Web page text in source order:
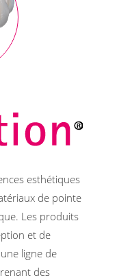
esthétiques
de pointe
Les produits
et de
ligne de
des